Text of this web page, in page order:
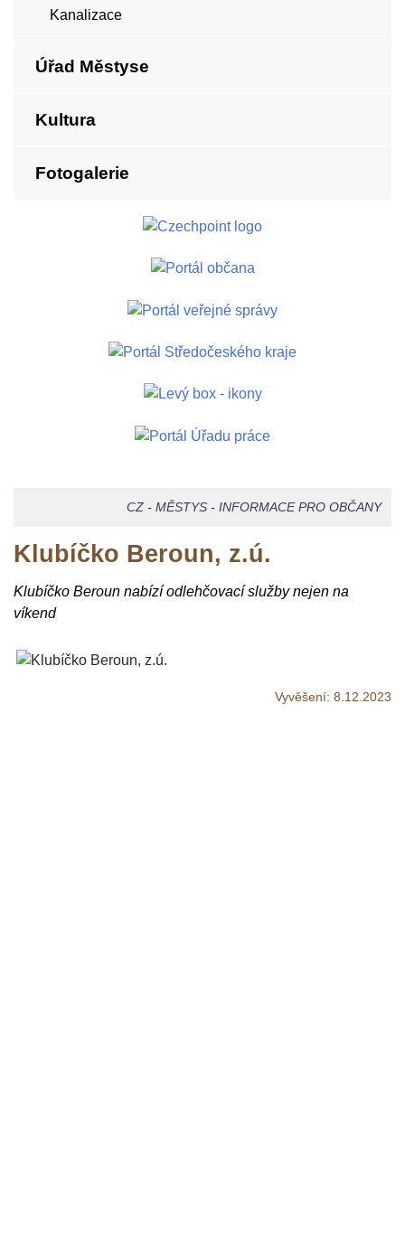
Kanalizace
Úřad Městyse
Kultura
Fotogalerie
CZ- MĚSTYS- INFORMACE PRO OBČANY
Klubíčko Beroun, z.ú.
Klubíčko Beroun nabízí odlehčovací služby nejen na
víkend
Vyvěšení: 8.12.2023